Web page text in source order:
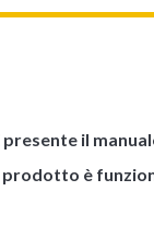
presente il
prodotto è